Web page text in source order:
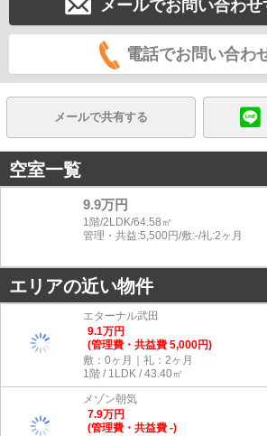
メールでお問い合わせ
電話でお問い合わ
メールで共有する
空室一覧
9.9万円
1階/2LDK/64.58㎡
管理・共益:5,500円/敷:-/礼:2ヶ月
エリアの近い物件
エターナル武田
9.1万円
(管理費・共益費 5,000円)
敷：0ヶ月｜礼：2ヶ月
1階 / 1LDK / 43.40㎡
メゾン朝気
7.9万円
(管理費・共益費 -)